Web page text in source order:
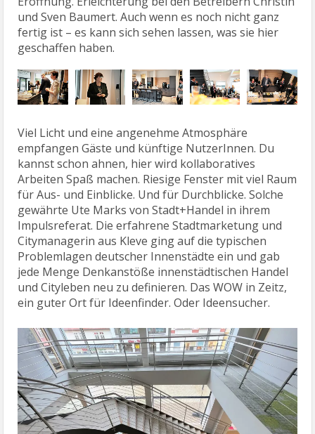
und Sven Baumert. Auch wenn es noch nicht ganz
fertig ist – es kann sich sehen lassen, was sie hier
geschaffen haben.
Viel Licht und eine angenehme Atmosphäre
empfangen Gäste und künftige NutzerInnen. Du
kannst schon ahnen, hier wird kollaboratives
Arbeiten Spaß machen. Riesige Fenster mit viel Raum
für Aus- und Einblicke. Und für Durchblicke. Solche
gewährte Ute Marks von Stadt+Handel in ihrem
Impulsreferat. Die erfahrene Stadtmarketung und
Citymanagerin aus Kleve ging auf die typischen
Problemlagen deutscher Innenstädte ein und gab
jede Menge Denkanstöße innenstädtischen Handel
und Cityleben neu zu definieren. Das WOW in Zeitz,
ein guter Ort für Ideenfinder. Oder Ideensucher.